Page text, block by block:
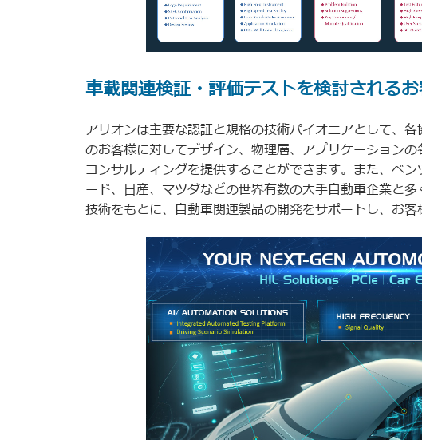
車載関連検証・評価テストを検討される
アリオンは主要な認証と規格の技術パイオニアとして、
のお客様に対してデザイン、物理層、アプリケーション
コンサルティングを提供することができます。また、ベ
ード、日産、マツダなどの世界有数の大手自動車企業と
技術をもとに、自動車関連製品の開発をサポートし、お客